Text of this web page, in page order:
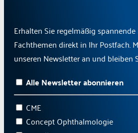
Erhalten Sie regelmäßig
Fachthemen direkt in Ihr Postfach.
unseren Newsletter an und bleiben
Alle Newsletter abonnieren
CME
Concept Ophthalmologie